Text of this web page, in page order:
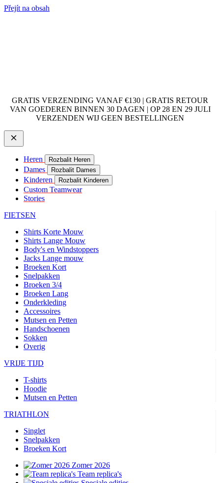
Přejít na obsah
GRATIS VERZENDING VANAF €130 | GRATIS RETOUR
VAN GOEDEREN BINNEN 30 DAGEN | OP 28 EN 29 JULI
VERZENDEN WIJ GEEN BESTELLINGEN
Heren Rozbalit Heren
Dames Rozbalit Dames
Kinderen Rozbalit Kinderen
Custom Teamwear
Stories
FIETSEN
Shirts Korte Mouw
Shirts Lange Mouw
Body's en Windstoppers
Jacks Lange mouw
Broeken Kort
Snelpakken
Broeken 3/4
Broeken Lang
Onderkleding
Accessoires
Mutsen en Petten
Handschoenen
Sokken
Overig
VRIJE TIJD
T-shirts
Hoodie
Mutsen en Petten
TRIATHLON
Singlet
Snelpakken
Broeken Kort
Zomer 2026
Team replica's